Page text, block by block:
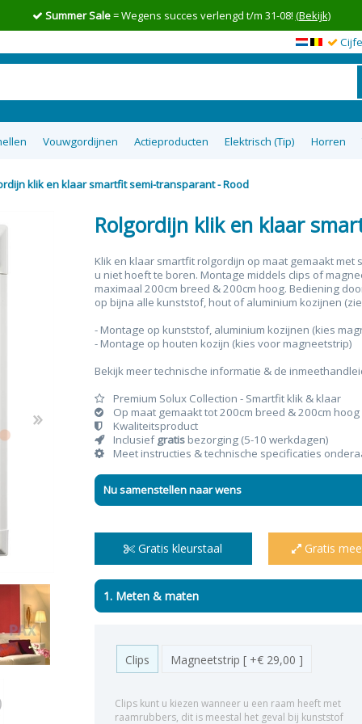
Summer Sale= Wegens succes verlengd t/m 31-08! (Bekijk)
Linnen gordijnen
& plisses Elektrische rolgordijnen
Vouwgordijnen Actieproducten Elektrisch (Tip) Horren
op maat
klik en klaar smartfit semi-transparant - Rood
Rolgordijn klik en klaar
Klik en klaar smartfit rolgordijn op maat gemaakt
u niet hoeft te boren. Montage middels clips of
maximaal 200cm breed & 200cm hoog. Bediening d
op bijna alle kunststof, hout of aluminium kozijnen
- Montage op kunststof, aluminium kozijnen (kies
- Montage op houten kozijn (kies voor magneetstrip)
Bekijk meer technische informatie & de
Premium Solux Collection - Smartfit klik & klaar
Op maat gemaakt tot 200cm breed & 200cm hoog
Kwaliteitsproduct
Inclusiefgratisbezorging (5-10 werkdagen)
Meet instructies & technische specificaties
Nu samenstellen naar wens
Gratis kleurstaal Gratis
1. Meten & maten
Clips Magneetstrip [ +€ 29,00 ]
Clips kunt u kiezen wanneer u een raam heeft met
raamrubbers, dit is meestal het geval bij kunststof